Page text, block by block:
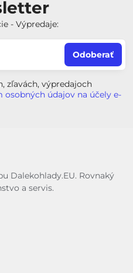
- Výpredaje:
Odoberať
zľavách, výpredajoch
osobných údajov na účely e-
Dalekohlady.EU. Rovnaký
a servis.